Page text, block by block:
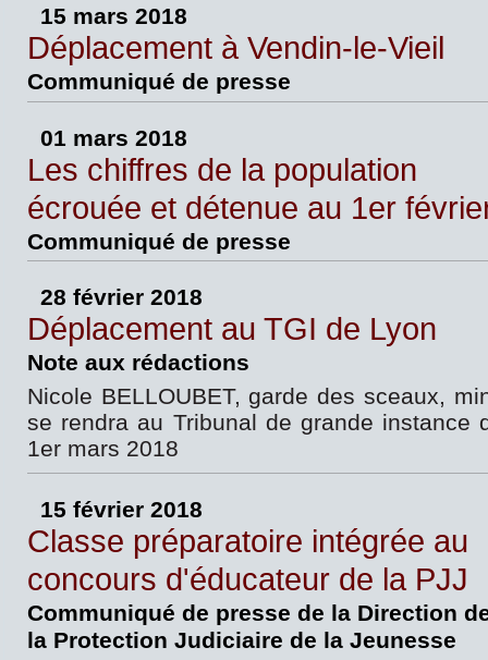
15 mars 2018
Déplacement à Vendin-le-Vieil
Communiqué de presse
01 mars 2018
Les chiffres de la population
écrouée et détenue au 1er
Communiqué de presse
28 février 2018
Déplacement au TGI de Lyon
Note aux rédactions
Nicole BELLOUBET, garde des sceaux,
se rendra au Tribunal de grande instance
1er mars 2018
15 février 2018
Classe préparatoire intégrée au
concours d'éducateur de la PJJ
Communiqué de presse de la Direction
la Protection Judiciaire de la Jeunesse